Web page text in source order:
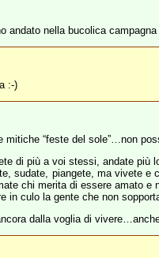
andato nella bucolica
:-)
“feste del sole”…non
di più a voi stessi, andate più
sudate, piangete, ma vivete
chi merita di essere amato e
in culo la gente che non
dalla voglia di